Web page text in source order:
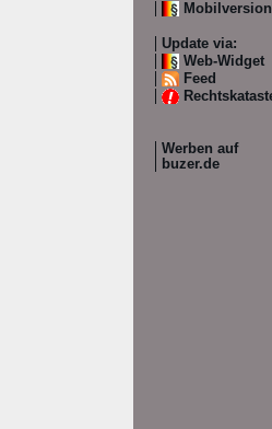
Mobilversion
Update via:
Web-Widget
Feed
Werben auf
buzer.de